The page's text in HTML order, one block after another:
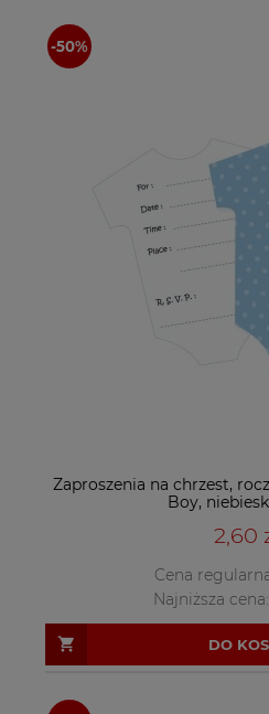
Zaproszenia na chrzest,
Boy,
2,60
Cena
Najniższa cena:
DO